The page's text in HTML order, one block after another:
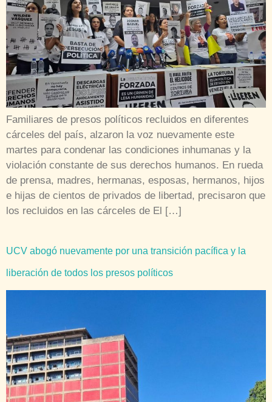
Familiares de presos políticos recluidos en diferentes
cárceles del país, alzaron la voz nuevamente este
martes para condenar las condiciones inhumanas y la
violación constante de sus derechos humanos. En rueda
de prensa, madres, hermanas, esposas, hermanos, hijos
e hijas de cientos de privados de libertad, precisaron que
los recluidos en las cárceles de El […]
UCV abogó nuevamente por una transición pacífica y la
liberación de todos los presos políticos